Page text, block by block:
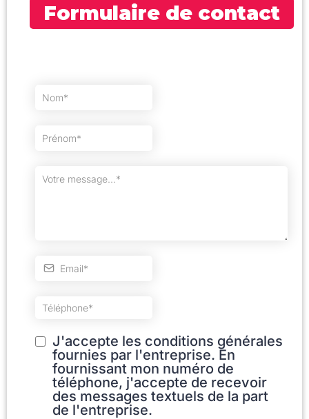
Formulaire de contact
J'accepte les conditions générales
fournies par l'entreprise. En
fournissant mon numéro de
téléphone, j'accepte de recevoir
des messages textuels de la part
de l'entreprise.